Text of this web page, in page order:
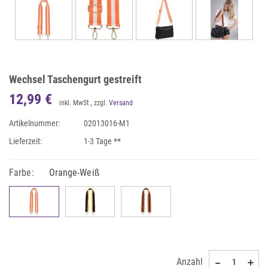
Wechsel Taschengurt gestreift
12,99 € inkl. MwSt., zzgl. Versand
Artikelnummer:
02013016-M1
Lieferzeit:
1-3 Tage **
Farbe: Orange-Weiß
Anzahl